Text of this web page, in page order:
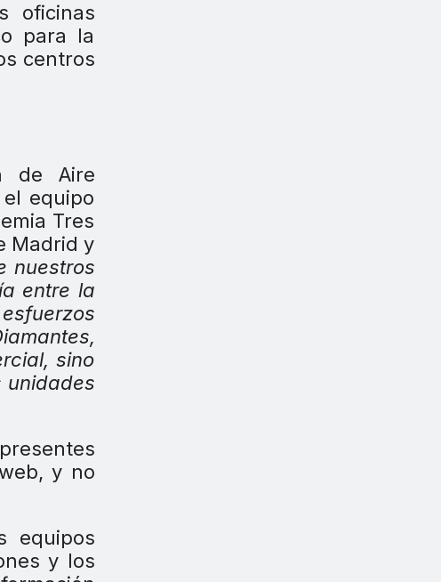
oficinas
para la
centros
de Aire
equipo
Tres
Madrid y
nuestros
entre la
sino
unidades
y no
equipos
y los